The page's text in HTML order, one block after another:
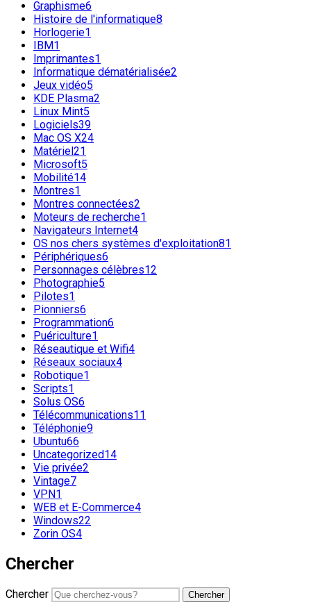
Graphisme6
Histoire de l'informatique8
Horlogerie1
IBM1
Imprimantes1
Informatique dématérialisée2
Jeux vidéo5
KDE Plasma2
Linux Mint5
Logiciels39
Mac OS X24
Matériel21
Microsoft5
Mobilité14
Montres1
Montres connectées2
Moteurs de recherche1
Navigateurs Internet4
OS nos chers systèmes d'exploitation81
Périphériques6
Personnages célèbres12
Photographie5
Pilotes1
Pionniers6
Programmation6
Puériculture1
Réseautique et Wifi4
Réseaux sociaux4
Robotique1
Scripts1
Solus OS6
Télécommunications11
Téléphonie9
Ubuntu66
Uncategorized14
Vie privée2
Vintage7
VPN1
WEB et E-Commerce4
Windows22
Zorin OS4
Chercher
Chercher